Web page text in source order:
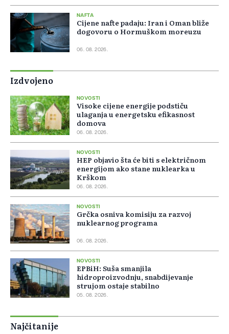
NAFTA
Cijene nafte padaju: Iran i Oman bliže
dogovoru o Hormuškom moreuzu
06. 08. 2026.
Izdvojeno
NOVOSTI
Visoke cijene energije podstiču
ulaganja u energetsku efikasnost
domova
06. 08. 2026.
NOVOSTI
HEP objavio šta će biti s električnom
energijom ako stane nuklearka u
Krškom
06. 08. 2026.
NOVOSTI
Grčka osniva komisiju za razvoj
nuklearnog programa
06. 08. 2026.
NOVOSTI
EPBiH: Suša smanjila
hidroproizvodnju, snabdijevanje
strujom ostaje stabilno
05. 08. 2026.
Najčitanije